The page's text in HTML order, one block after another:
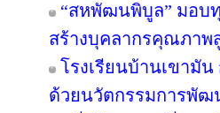
“สหพัฒนพิบูล” มอบ
สร้างบุคลากรคุณภาพ
โรงเรียนบ้านเขามั
ด้วยนวัตกรรมการพัฒ